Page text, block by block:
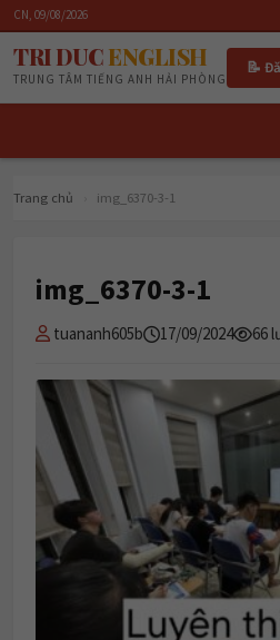
CN, 09/08/2026
TRI DUCENGLISH
TRUNG TÂM TIẾNG ANH HẢI PHÒNG
📝
Trang chủ img_6370-3-1
img_6370-3-1
tuananh605b 17/09/2024 66